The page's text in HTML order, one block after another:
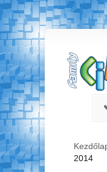
2014